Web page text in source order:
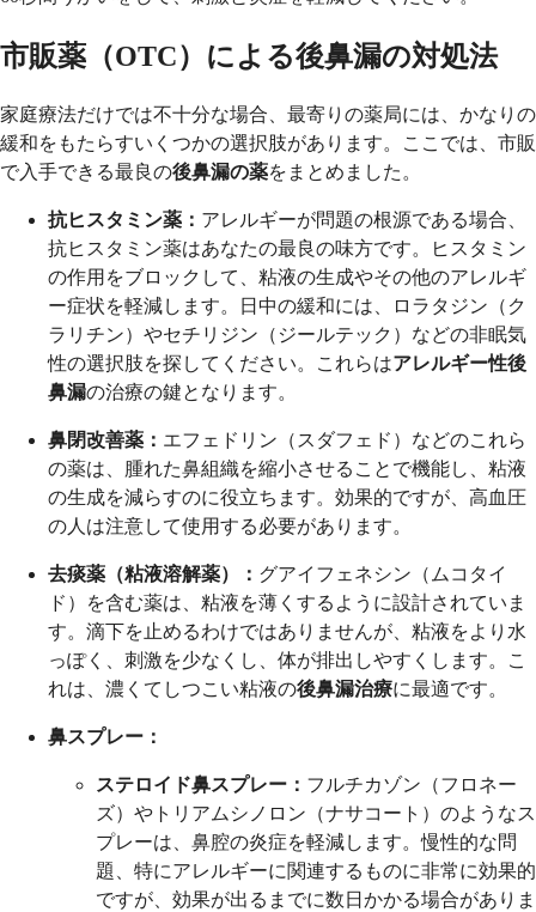
市販薬（OTC）による後鼻漏の対処法
家庭療法だけでは不十分な場合、最寄りの薬局には、かなりの
緩和をもたらすいくつかの選択肢があります。ここでは、市販
で入手できる最良の後鼻漏の薬をまとめました。
抗ヒスタミン薬： アレルギーが問題の根源である場合、
抗ヒスタミン薬はあなたの最良の味方です。ヒスタミン
の作用をブロックして、粘液の生成やその他のアレルギ
ー症状を軽減します。日中の緩和には、ロラタジン（ク
ラリチン）やセチリジン（ジールテック）などの非眠気
性の選択肢を探してください。これらはアレルギー性後
鼻漏の治療の鍵となります。
鼻閉改善薬： エフェドリン（スダフェド）などのこれら
の薬は、腫れた鼻組織を縮小させることで機能し、粘液
の生成を減らすのに役立ちます。効果的ですが、高血圧
の人は注意して使用する必要があります。
去痰薬（粘液溶解薬）： グアイフェネシン（ムコタイ
ド）を含む薬は、粘液を薄くするように設計されていま
す。滴下を止めるわけではありませんが、粘液をより水
っぽく、刺激を少なくし、体が排出しやすくします。こ
れは、濃くてしつこい粘液の後鼻漏治療に最適です。
鼻スプレー：
ステロイド鼻スプレー： フルチカゾン（フロネー
ズ）やトリアムシノロン（ナサコート）のようなス
プレーは、鼻腔の炎症を軽減します。慢性的な問
題、特にアレルギーに関連するものに非常に効果的
ですが、効果が出るまでに数日かかる場合がありま